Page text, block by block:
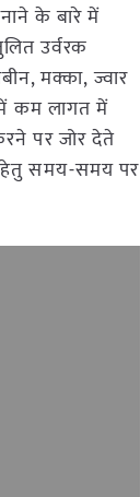
के बारे में
उर्वरक
मक्का, ज्वार
में कम लागत में
पर जोर देते
हेतु समय-समय पर